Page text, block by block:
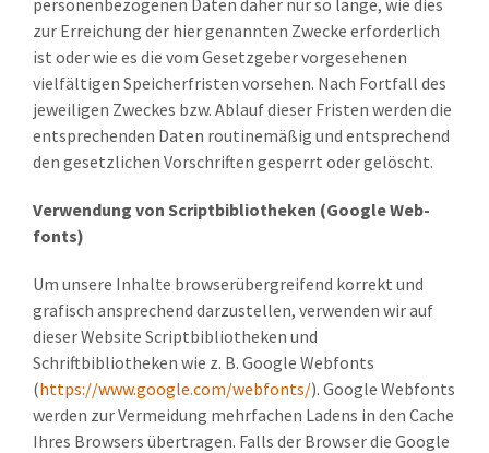
zur Erreichung der hier genannten Zwecke erforderlich
ist oder wie es die vom Gesetzgeber vorgesehenen
vielfältigen Speicherfristen vorsehen. Nach Fortfall des
jeweiligen Zweckes bzw. Ablauf dieser Fristen werden die
entsprechenden Daten routinemäßig und entsprechend
den gesetzlichen Vorschriften gesperrt oder gelöscht.
Verwendung von Scriptbibliotheken (Google Web-
fonts)
Um unsere Inhalte browserübergreifend korrekt und
grafisch ansprechend darzustellen, verwenden wir auf
dieser Website Scriptbibliotheken und
Schriftbibliotheken wie z. B. Google Webfonts
(https://www.google.com/webfonts/). Google Webfonts
werden zur Vermeidung mehrfachen Ladens in den Cache
Ihres Browsers übertragen. Falls der Browser die Google